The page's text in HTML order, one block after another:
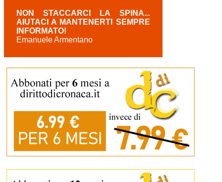
NON STACCARCI LA SPINA...
AIUTACI A MANTENERTI SEMPRE
INFORMATO!
Emanuele Armentano